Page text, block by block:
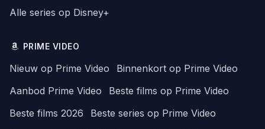
Alle series op Disney+
PRIME VIDEO
Nieuw op Prime Video
Binnenkort op Prime Video
Aanbod Prime Video
Beste films op Prime Video
Beste films 2026
Beste series op Prime Video